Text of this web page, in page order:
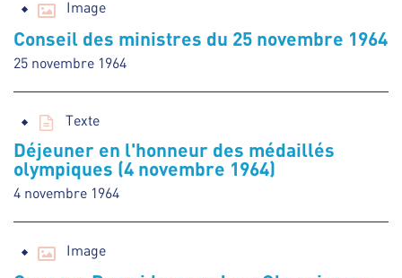
Image
Conseil des ministres du 25 novembre 1964
25 novembre 1964
Texte
Déjeuner en l'honneur des médaillés
olympiques (4 novembre 1964)
4 novembre 1964
Image